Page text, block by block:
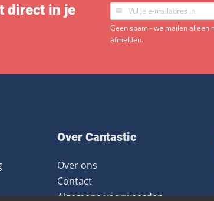
direct in je
Geen spam - we mailen alleen
afmelden.
Over Cantastic
Over ons
Contact
Algemene voorwaarden